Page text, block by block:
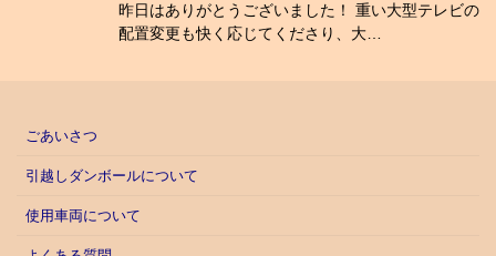
昨日はありがとうございました！ 重い大型テレビの
配置変更も快く応じてくださり、大…
ごあいさつ
引越しダンボールについて
使用車両について